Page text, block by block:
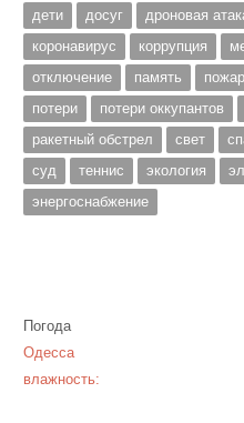
дети
досуг дроновая
коронавирус
коррупция
отключение
память пожар
потери
потери оккупантов
ракетный обстрел
свет
суд
теннис экология
энергоснабжение
Погода
Одесса
влажность: